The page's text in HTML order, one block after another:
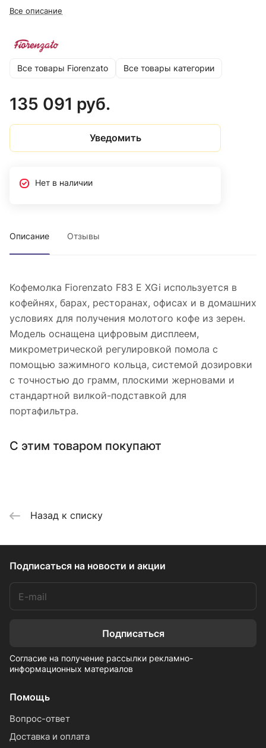
Все описание
Все товары Fiorenzato Все товары категории
135 091 руб.
Уведомить
Нет в наличии
Описание Отзывы
Кофемолка Fiorenzato F83 E XGi используется в
кофейнях, барах, ресторанах, офисах и в домашних
условиях для получения молотого кофе из зерен.
Модель оснащена цифровым дисплеем,
микрометрической регулировкой помола с
помощью зажимного кольца, системой дозировки
с точностью до грамм, плоскими жерновами и
стандартной вилкой-подставкой для
портафильтра.
С этим товаром покупают
Назад к списку
Подписаться на новости и акции
Подписаться
Согласие на получение рассылки рекламно-
информационных материалов
Помощь
Вопрос-ответ
Доставка и оплата